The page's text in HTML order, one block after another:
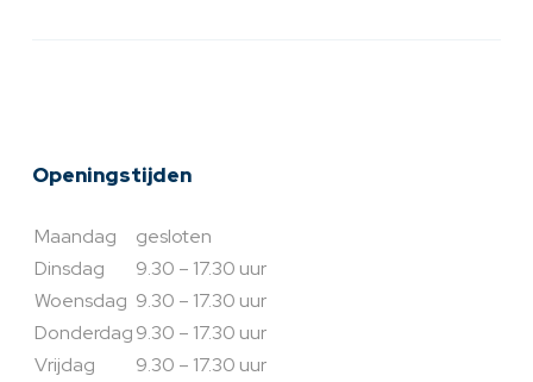
Openingstijden
Maandag
gesloten
Dinsdag
9.30 – 17.30 uur
Woensdag 9.30 – 17.30 uur
Donderdag9.30 – 17.30 uur
Vrijdag
9.30 – 17.30 uur